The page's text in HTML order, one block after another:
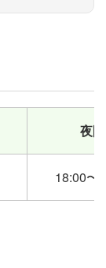
夜間
18:00〜